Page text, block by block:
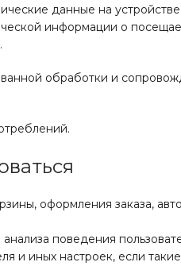
данные на устройстве
информации о
обработки и
оформления заказа,
поведения
и иных настроек, если